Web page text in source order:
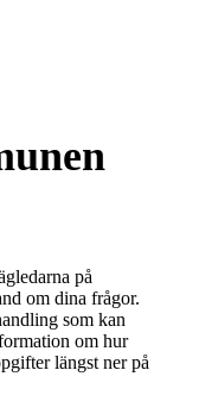
på
om dina frågor.
som kan
om hur
längst ner på